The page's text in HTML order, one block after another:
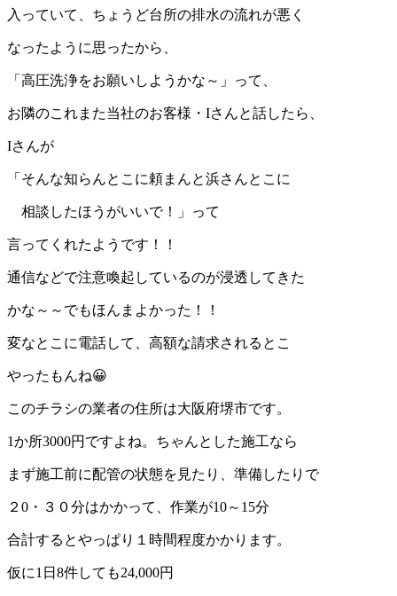
入っていて、ちょうど台所の排水の流れが悪く
なったように思ったから、
「高圧洗浄をお願いしようかな～」って、
お隣のこれまた当社のお客様・Iさんと話したら、
Iさんが
「そんな知らんとこに頼まんと浜さんとこに
相談したほうがいいで！」って
言ってくれたようです！！
通信などで注意喚起しているのが浸透してきた
かな～～でもほんまよかった！！
変なとこに電話して、高額な請求されるとこ
やったもんね😀
このチラシの業者の住所は大阪府堺市です。
1か所3000円ですよね。ちゃんとした施工なら
まず施工前に配管の状態を見たり、準備したりで
２0・３０分はかかって、作業が10～15分
合計するとやっぱり１時間程度かかります。
仮に1日8件しても24,000円